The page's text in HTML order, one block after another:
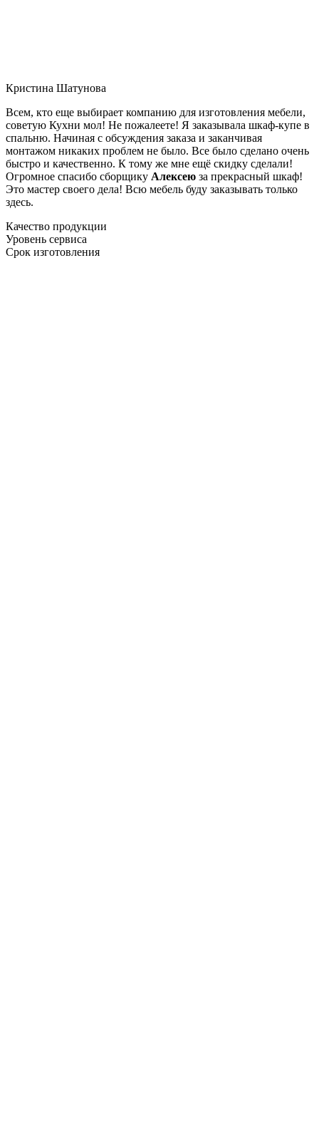
Кристина Шатунова
Всем, кто еще выбирает компанию для изготовления мебели,
советую Кухни мол! Не пожалеете! Я заказывала шкаф-купе в
спальню. Начиная с обсуждения заказа и заканчивая
монтажом никаких проблем не было. Все было сделано очень
быстро и качественно. К тому же мне ещё скидку сделали!
Огромное спасибо сборщику Алексею за прекрасный шкаф!
Это мастер своего дела! Всю мебель буду заказывать только
здесь.
Качество продукции
Уровень сервиса
Срок изготовления